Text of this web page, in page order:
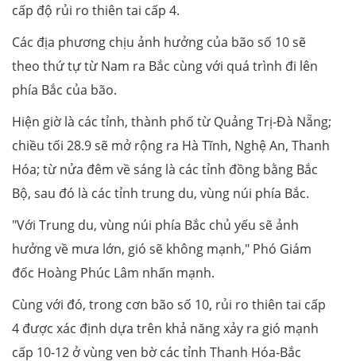
cấp độ rủi ro thiên tai cấp 4.
Các địa phương chịu ảnh hưởng của bão số 10 sẽ
theo thứ tự từ Nam ra Bắc cùng với quá trình đi lên
phía Bắc của bão.
Hiện giờ là các tỉnh, thành phố từ Quảng Trị-Đà Nẵng;
chiều tối 28.9 sẽ mở rộng ra Hà Tĩnh, Nghệ An, Thanh
Hóa; từ nửa đêm về sáng là các tỉnh đồng bằng Bắc
Bộ, sau đó là các tỉnh trung du, vùng núi phía Bắc.
"Với Trung du, vùng núi phía Bắc chủ yếu sẽ ảnh
hưởng về mưa lớn, gió sẽ không mạnh," Phó Giám
đốc Hoàng Phúc Lâm nhấn mạnh.
Cùng với đó, trong cơn bão số 10, rủi ro thiên tai cấp
4 được xác định dựa trên khả năng xảy ra gió mạnh
cấp 10-12 ở vùng ven bờ các tỉnh Thanh Hóa-Bắc